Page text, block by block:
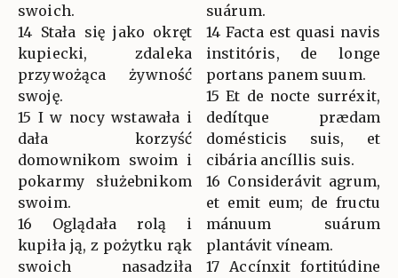
swoich.
14 Stała się jako okręt
kupiecki, zdaleka
przywożąca żywność
swoję.
15 I w nocy wstawała i
dała korzyść
domownikom swoim i
pokarmy służebnikom
swoim.
16 Oglądała rolą i
kupiła ją, z pożytku rąk
swoich nasadziła
suárum.
14 Facta est quasi navis
institóris, de longe
portans panem suum.
15 Et de nocte surréxit,
dedítque prædam
domésticis suis, et
cibária ancíllis suis.
16 Considerávit agrum,
et emit eum; de fructu
mánuum suárum
plantávit víneam.
17 Accínxit fortitúdine